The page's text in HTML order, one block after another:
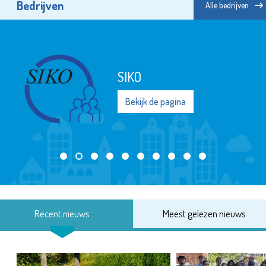
Bedrijven Alle bedrijven
KLiK Vrijwilligers
Maassluis
Bekijk de pagina
Recent nieuws Meest gelezen nieuws